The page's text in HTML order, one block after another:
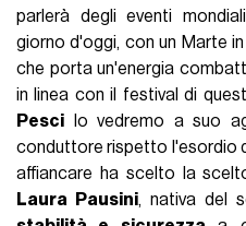
parlerà degli eventi
giorno d'oggi, con un Marte
che porta un'energia
in linea con il festival di
Pesci lo vedremo a suo
conduttore rispetto l'esordio
affiancare ha scelto la
Laura Pausini, nativa del